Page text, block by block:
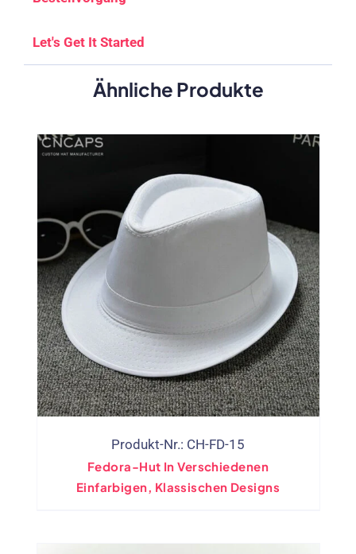
Let's Get It Started
Ähnliche Produkte
Produkt-Nr.: CH-FD-15
Fedora-Hut In Verschiedenen
Einfarbigen, Klassischen Designs